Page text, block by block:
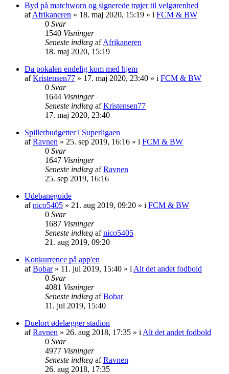
Byd på matchworn og signerede trøjer til velgørenhed
afAfrikaneren » 18. maj 2020, 15:19 » i FCM & BW
0 Svar
1540 Visninger
Seneste indlæg afAfrikaneren
18. maj 2020, 15:19
Da pokalen endelig kom med hjem
afKristensen77 » 17. maj 2020, 23:40 » i FCM & BW
0 Svar
1644 Visninger
Seneste indlæg afKristensen77
17. maj 2020, 23:40
Spillerbudgetter i Superligaen
afRavnen » 25. sep 2019, 16:16 » i FCM & BW
0 Svar
1647 Visninger
Seneste indlæg afRavnen
25. sep 2019, 16:16
Udebaneguide
afnico5405 » 21. aug 2019, 09:20 » i FCM & BW
0 Svar
1687 Visninger
Seneste indlæg afnico5405
21. aug 2019, 09:20
Konkurrence på app'en
afBobar» 11. jul 2019, 15:40 » i Alt det andet fodbold
0 Svar
4081 Visninger
Seneste indlæg afBobar
11. jul 2019, 15:40
Duelort ødelægger stadion
afRavnen » 26. aug 2018, 17:35 » i Alt det andet fodbold
0 Svar
4977 Visninger
Seneste indlæg afRavnen
26. aug 2018, 17:35